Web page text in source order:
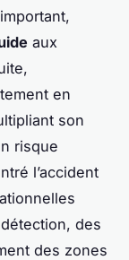
aux
en
son
risque
l’accident
des
des zones